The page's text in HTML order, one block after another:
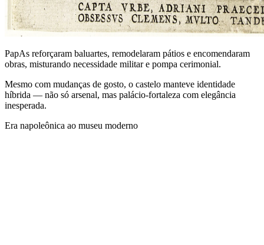
PapAs reforçaram baluartes, remodelaram pátios e encomendaram
obras, misturando necessidade militar e pompa cerimonial.
Mesmo com mudanças de gosto, o castelo manteve identidade
híbrida — não só arsenal, mas palácio‑fortaleza com elegância
inesperada.
Era napoleônica ao museu moderno